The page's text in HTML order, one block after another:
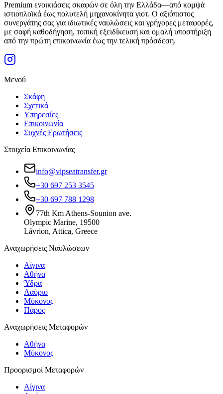
Premium ενοικιάσεις σκαφών σε όλη την Ελλάδα—από κομψά
ιστιοπλοϊκά έως πολυτελή μηχανοκίνητα γιοτ. Ο αξιόπιστος
συνεργάτης σας για ιδιωτικές ναυλώσεις και γρήγορες μεταφορές,
με σαφή καθοδήγηση, τοπική εξειδίκευση και ομαλή υποστήριξη
από την πρώτη επικοινωνία έως την τελική πρόσδεση.
Μενού
Σκάφη
Σχετικά
Υπηρεσίες
Επικοινωνία
Συχνές Ερωτήσεις
Στοιχεία Επικοινωνίας
info@vipseatransfer.gr
+30 697 253 3545
+30 697 788 1298
77th Km Athens-Sounion ave.
Olympic Marine, 19500
Lávrion, Attica, Greece
Αναχωρήσεις Ναυλώσεων
Αίγινα
Αθήνα
Ύδρα
Λαύριο
Μύκονος
Πάρος
Αναχωρήσεις Μεταφορών
Αθήνα
Μύκονος
Προορισμοί Μεταφορών
Αίγινα